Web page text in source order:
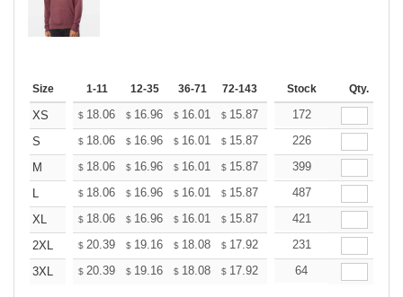
Size 1-11 12-35 36-71 72-143 144-287 288 + More
Stock Qty.
XS $ 18.06 $ 16.96 $ 16.01 $ 15.87 15.60
172
S
$ 18.06 $ 16.96 $ 16.01 $ 15.87 15.60
226
M
$ 18.06 $ 16.96 $ 16.01 $ 15.87 15.60
399
L
$ 18.06 $ 16.96 $ 16.01 $ 15.87 15.60
487
XL
$ 18.06 $ 16.96 $ 16.01 $ 15.87 15.60
421
2XL
$ 20.39 $ 19.16 $ 18.08 $ 17.92 17.61
231
3XL
$ 20.39 $ 19.16 $ 18.08 $ 17.92 17.61
64